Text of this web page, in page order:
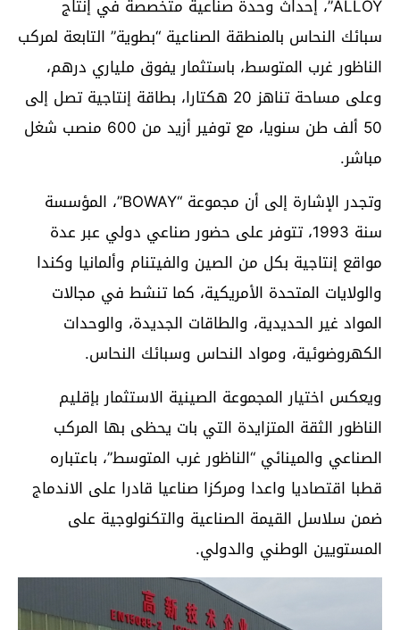
ALLOY”، إحداث وحدة صناعية متخصصة في إنتاج
سبائك النحاس بالمنطقة الصناعية “بطوية” التابعة لمركب
الناظور غرب المتوسط، باستثمار يفوق ملياري درهم،
وعلى مساحة تناهز 20 هكتارا، بطاقة إنتاجية تصل إلى
50 ألف طن سنويا، مع توفير أزيد من 600 منصب شغل
مباشر.
وتجدر الإشارة إلى أن مجموعة “BOWAY”، المؤسسة
سنة 1993، تتوفر على حضور صناعي دولي عبر عدة
مواقع إنتاجية بكل من الصين والفيتنام وألمانيا وكندا
والولايات المتحدة الأمريكية، كما تنشط في مجالات
المواد غير الحديدية، والطاقات الجديدة، والوحدات
الكهروضوئية، ومواد النحاس وسبائك النحاس.
ويعكس اختيار المجموعة الصينية الاستثمار بإقليم
الناظور الثقة المتزايدة التي بات يحظى بها المركب
الصناعي والمينائي “الناظور غرب المتوسط”، باعتباره
قطبا اقتصاديا واعدا ومركزا صناعيا قادرا على الاندماج
ضمن سلاسل القيمة الصناعية والتكنولوجية على
المستويين الوطني والدولي.